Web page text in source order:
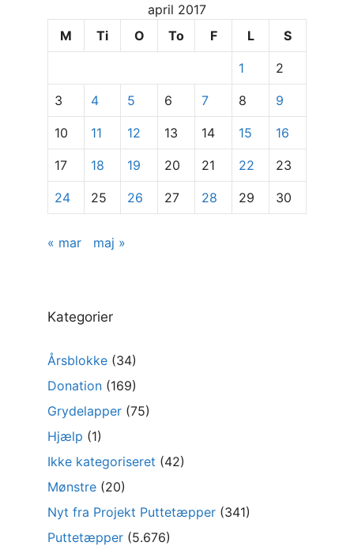
specifikke
april 2017
M
Ti O To F L S
1 2
3 4 5 6 7 8 9
10 11 12 13 14 15 16
17 18 19 20 21 22 23
24 25 26 27 28 29 30
« mar maj »
Kategorier
Årsblokke (34)
Donation (169)
Grydelapper (75)
Hjælp (1)
Ikke kategoriseret (42)
Mønstre (20)
Nyt fra Projekt Puttetæpper (341)
Puttetæpper (5.676)